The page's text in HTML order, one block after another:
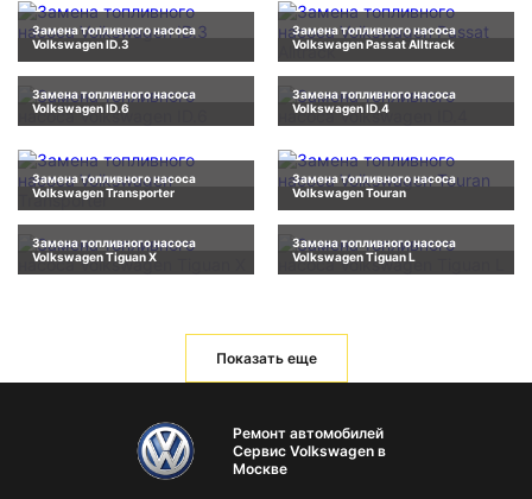
Замена топливного насоса
Volkswagen ID.3
Замена топливного насоса
Volkswagen Passat Alltrack
Замена топливного насоса
Volkswagen ID.6
Замена топливного насоса
Volkswagen ID.4
Замена топливного насоса
Volkswagen Transporter
Замена топливного насоса
Volkswagen Touran
Замена топливного насоса
Volkswagen Tiguan X
Замена топливного насоса
Volkswagen Tiguan L
Показать еще
Ремонт автомобилей
Сервис Volkswagen в
Москве